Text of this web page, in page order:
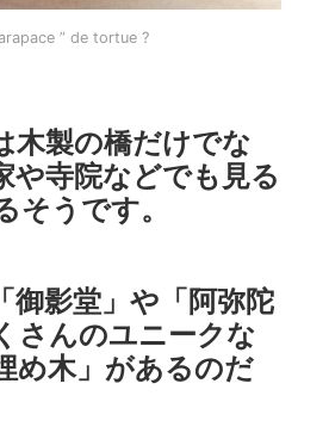
” de tortue ?
木製の橋だけでな
や寺院などでも見る
そうです。
御影堂」や「阿弥陀
さんのユニークな
め木」があるのだ